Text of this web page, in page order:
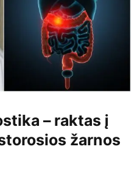
– raktas į
žarnos